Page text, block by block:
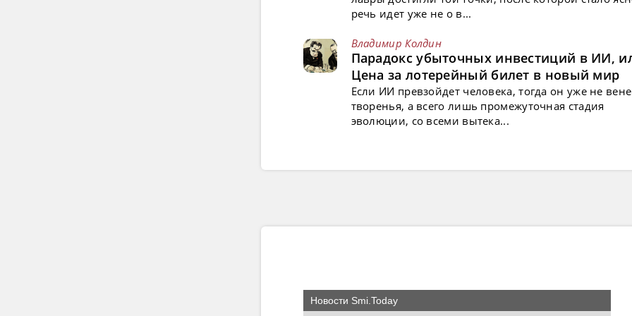
речь идет уже не о в...
Владимир Колдин
Парадокс убыточных инвестиций в ИИ,
Цена за лотерейный билет в новый мир
Если ИИ превзойдет человека, тогда он уже не
творенья, а всего лишь промежуточная стадия
эволюции, со всеми вытека...